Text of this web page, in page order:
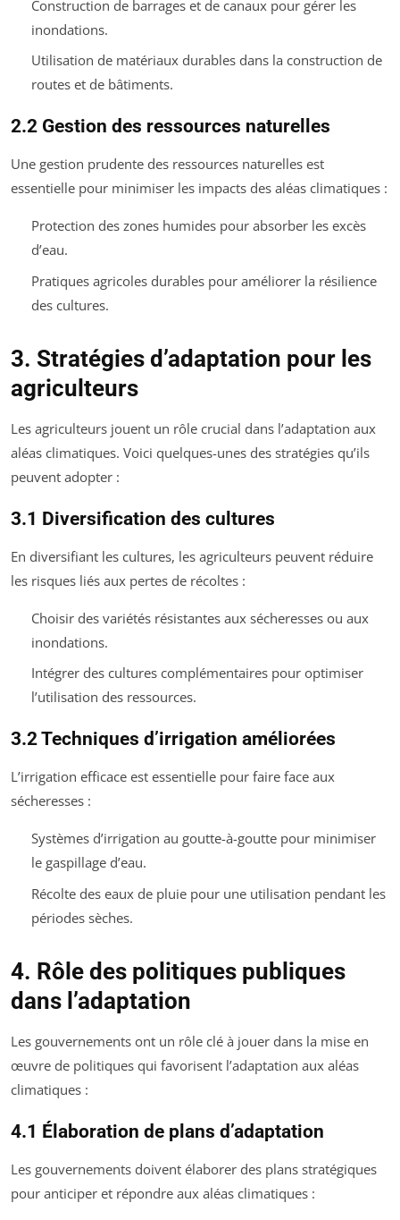
Construction de barrages et de canaux pour gérer les
inondations.
Utilisation de matériaux durables dans la construction de
routes et de bâtiments.
2.2 Gestion des ressources naturelles
Une gestion prudente des ressources naturelles est
essentielle pour minimiser les impacts des aléas climatiques :
Protection des zones humides pour absorber les excès
d’eau.
Pratiques agricoles durables pour améliorer la résilience
des cultures.
3. Stratégies d’adaptation pour les
agriculteurs
Les agriculteurs jouent un rôle crucial dans l’adaptation aux
aléas climatiques. Voici quelques-unes des stratégies qu’ils
peuvent adopter :
3.1 Diversification des cultures
En diversifiant les cultures, les agriculteurs peuvent réduire
les risques liés aux pertes de récoltes :
Choisir des variétés résistantes aux sécheresses ou aux
inondations.
Intégrer des cultures complémentaires pour optimiser
l’utilisation des ressources.
3.2 Techniques d’irrigation améliorées
L’irrigation efficace est essentielle pour faire face aux
sécheresses :
Systèmes d’irrigation au goutte-à-goutte pour minimiser
le gaspillage d’eau.
Récolte des eaux de pluie pour une utilisation pendant les
périodes sèches.
4. Rôle des politiques publiques
dans l’adaptation
Les gouvernements ont un rôle clé à jouer dans la mise en
œuvre de politiques qui favorisent l’adaptation aux aléas
climatiques :
4.1 Élaboration de plans d’adaptation
Les gouvernements doivent élaborer des plans stratégiques
pour anticiper et répondre aux aléas climatiques :